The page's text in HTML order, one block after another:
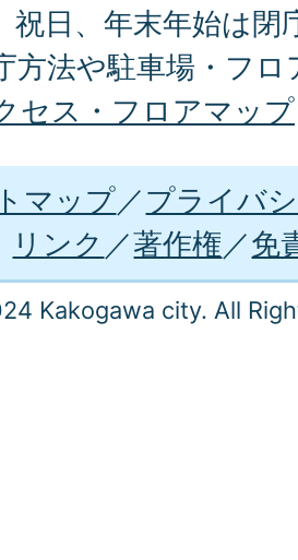
祝日、年末年始は閉
方法や駐車場・フ
セス・フロアマップ
マップ
プライバ
リンク
著作権 免
Kakogawa city. All